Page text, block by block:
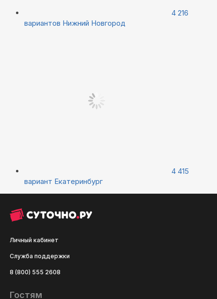
4 216
вариантов Нижний Новгород
4 415
вариант Екатеринбург
Личный кабинет
Служба поддержки
8 (800) 555 2608
Гостям